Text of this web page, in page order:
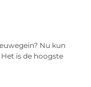
Nu kun
is de hoogste